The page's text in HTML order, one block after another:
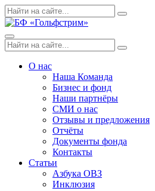
Skip
to
Поиск
по:
Search
Menu
Поиск
по:
Search
О нас
Наша Команда
Бизнес и фонд
Наши партнёры
СМИ о нас
Отзывы и предложения
Отчёты
Документы фонда
Контакты
Статьи
Азбука ОВЗ
Инклюзия